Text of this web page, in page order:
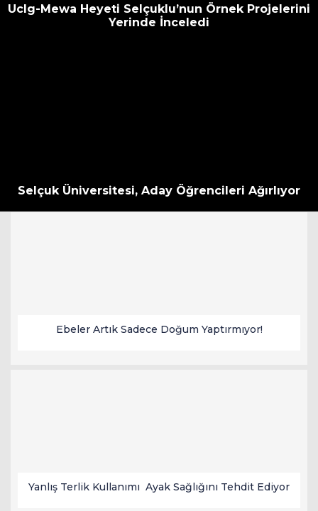
Uclg-Mewa Heyeti Selçuklu’nun Örnek Projelerini
Yerinde İnceledi
Selçuk Üniversitesi, Aday Öğrencileri Ağırlıyor
Ebeler Artık Sadece Doğum Yaptırmıyor!
Yanlış Terlik Kullanımı Ayak Sağlığını Tehdit Ediyor